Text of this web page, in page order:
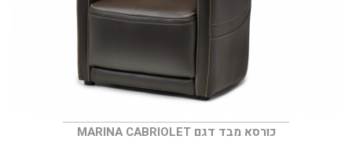
כורסא מבד דגם MARINA CABRIOLET